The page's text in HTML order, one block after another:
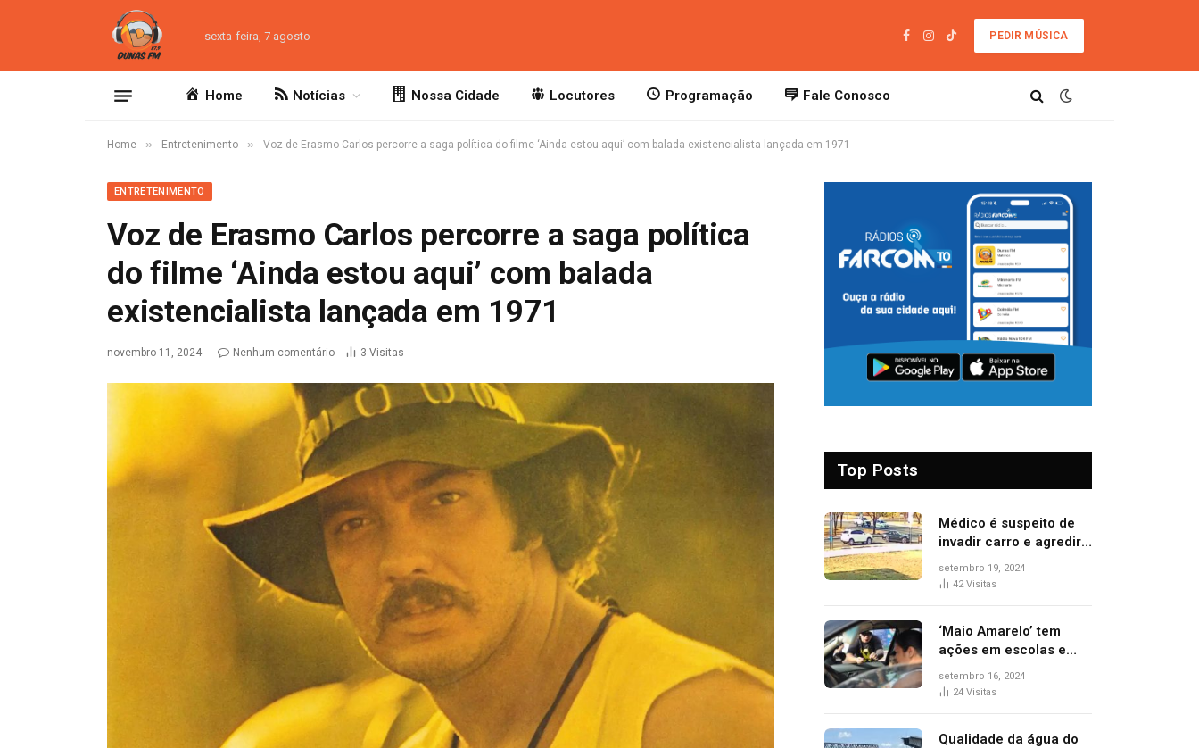
sexta-feira, 7 agosto
Facebook
Instagram
TikTok
PEDIR MÚSICA
Home Notícias Nossa Cidade Locutores Programação Fale Conosco
Home » Entretenimento » Voz de Erasmo Carlos percorre a saga política do filme ‘Ainda estou aqui’ com balada existencialista lançada em 1971
ENTRETENIMENTO
Voz de Erasmo Carlos percorre a saga política
do filme ‘Ainda estou aqui’ com balada
existencialista lançada em 1971
novembro 11, 2024 Nenhum comentário 3 Visitas
Top Posts
Médico é suspeito de
invadir carro e agredir
delegado aposentado
durante confusão no
setembro 19, 2024
42Visitas
‘Maio Amarelo’ tem
ações em escolas e
ruas para prevenir
acidentes no trânsito
setembro 16, 2024
24 Visitas
Qualidade da água do